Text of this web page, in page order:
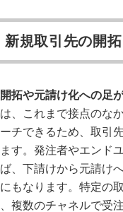
新規取引先の開
拓や元請け化への足
、これまで接点のな
チできるため、取引
す。発注者やエンド
、下請けから元請け
もなります。特定の
複数のチャネルで受